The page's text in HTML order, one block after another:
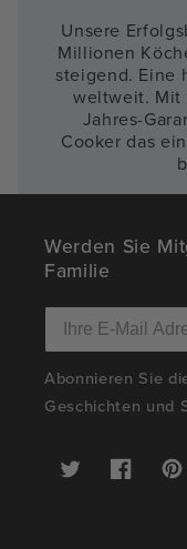
Unsere
Millionen
steigend. Eine
weltweit. Mit
Jahres-
Cooker das
Werden Sie
Familie
Abonnieren Sie
Geschichten und
Twitter Facebook